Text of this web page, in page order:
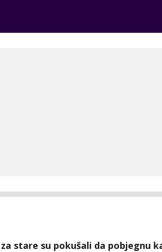
stare su pokušali da pobjegnu